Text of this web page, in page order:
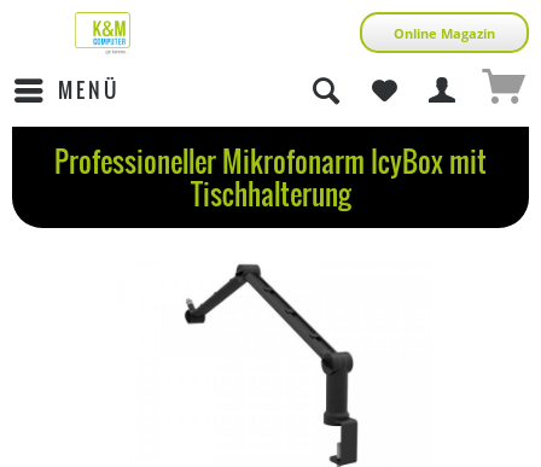
Online Magazin
MENÜ
Professioneller Mikrofonarm IcyBox mit
Tischhalterung